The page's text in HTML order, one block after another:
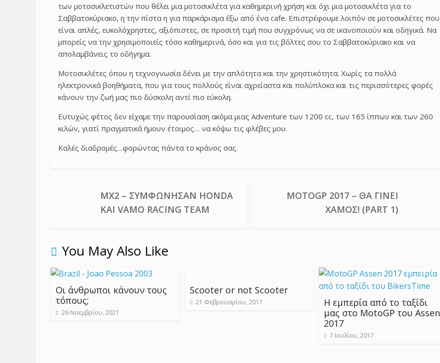
των μοτοσικλετιστών που θέλει μια μοτοσικλέτα για καθημερινή χρήση και όχι μια μοτοσικλέτα για το
Σαββατοκύριακο, η την πίστα η για παρκάρισμα έξω από ένα cafe. Επιστρέφουμε λοιπόν σε μοτοσικλέτες που
είναι απλές, ευκολόχρηστες, αξιόπιστες, σε προσιτή τιμή που συγχρόνως να σε ικανοποιούν και οδηγικά. Να
μπορείς να την χρησιμοποιείς τόσο καθημερινά, όσο και για τις βόλτες σου το Σαββατοκύριακο και να
απολαμβάνεις το οδήγημα.
Μοτοσικλέτες όπου η τεχνογνωσία δένει με την απλότητα και την χρηστικότητα. Χωρίς τα πολλά
ηλεκτρονικά βοηθήματα, που για τους πολλούς είναι αχρείαστα και πολύπλοκα και τις περισσότερες φορές
κάνουν την ζωή μας πιο δύσκολη αντί πιο εύκολη.
Ευτυχώς φέτος δεν είχαμε την παρουσίαση ακόμα μιας Adventure των 1200 cc, των 165 ίππων και των 260
κιλών, γιατί πραγματικά ήμουν έτοιμος… να κόψω τις φλέβες μου.
Καλές διαδρομές…φορώντας πάντα το κράνος σας.
MX2 – ΣΥΜΦΏΝΗΣΑΝ HONDA
ΚΑΙ VAMO RACING TEAM
MOTOGP 2017 – ΘΑ ΓΊΝΕΙ
ΧΑΜΌΣ! (PART 1)
You May Also Like
Οι άνθρωποι κάνουν τους
τόπους;
26 Νοεμβρίου, 2021
Scooter or not Scooter
21 Φεβρουαρίου, 2017
Η εμπερία από το ταξίδι
μας στο MotoGP του Assen
2017
7 Ιουλίου, 2017